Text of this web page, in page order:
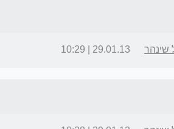
שינהר 29.01.13 | 10:29